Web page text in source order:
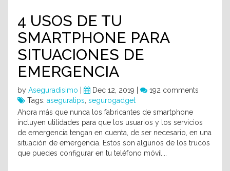
4 USOS DE TU
SMARTPHONE PARA
SITUACIONES DE
EMERGENCIA
by Aseguradisimo Dec 12, 2019 |
192 comments
Tags: aseguratips segurogadget
Ahora más que nunca los fabricantes de smartphone
incluyen utilidades para que los usuarios y los servicios
de emergencia tengan en cuenta, de ser necesario, en una
situación de emergencia. Estos son algunos de los trucos
que puedes configurar en tu teléfono móvil...